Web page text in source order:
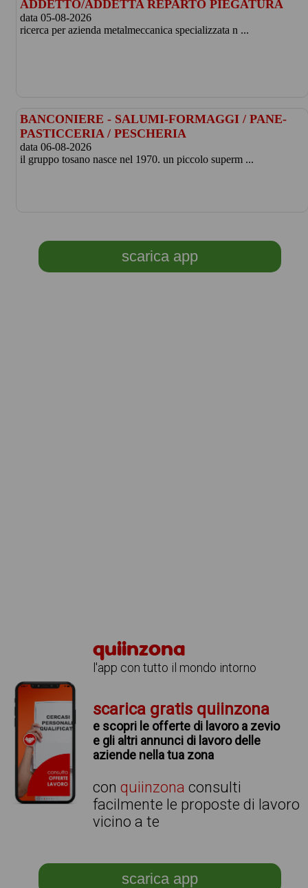
ADDETTO/ADDETTA REPARTO PIEGATURA
data 05-08-2026
ricerca per azienda metalmeccanica specializzata n ...
BANCONIERE - SALUMI-FORMAGGI / PANE-
PASTICCERIA / PESCHERIA
data 06-08-2026
il gruppo tosano nasce nel 1970. un piccolo superm ...
scarica app
quiinzona
l'app con tutto il mondo intorno
scarica gratis quiinzona
e scopri le offerte di lavoro a zevio
e gli altri annunci di lavoro delle
aziende nella tua zona
conquiinzona consulti
facilmente le proposte di lavoro
vicino a te
scarica app